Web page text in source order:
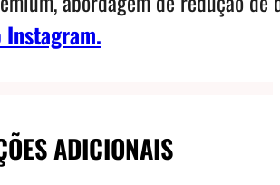
Instagram.
ADICIONAIS